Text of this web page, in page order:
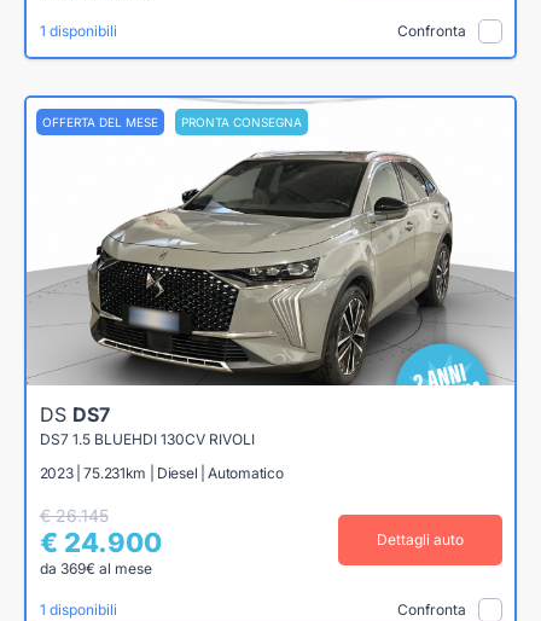
1 disponibili Confronta
OFFERTA DEL MESE PRONTA CONSEGNA
DS DS7
DS7 1.5 BLUEHDI 130CV RIVOLI
2023 | 75.231km | Diesel | Automatico
€ 26.145
€ 24.900
da 369€ al mese
Dettagli auto
1 disponibili Confronta